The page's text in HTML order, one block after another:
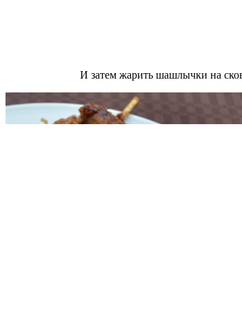
И затем жарить шашлычки на сковороде